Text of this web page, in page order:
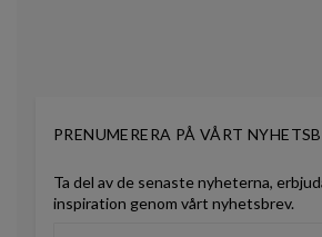
PRENUMERERA PÅ VÅRT
Ta del av de senaste nyheterna,
inspiration genom vårt nyhetsbrev.